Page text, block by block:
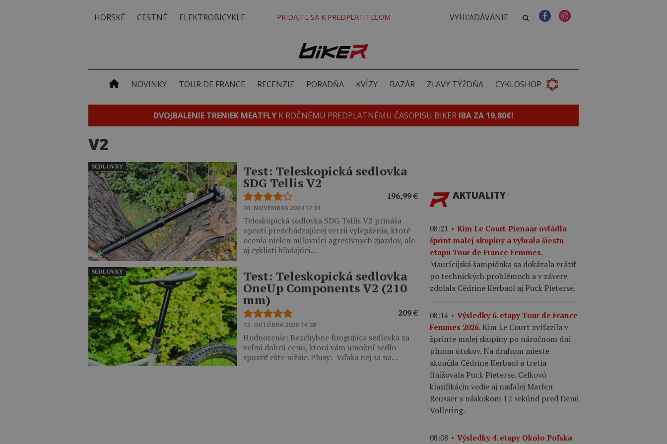
HORSKÉ CESTNÉ ELEKTROBICYKLE PRIDAJTE SA K PREDPLATITEĽOM
NOVINKY TOUR DE FRANCE RECENZIE PORADŇA KVÍZY BAZÁR ZĽAVY TÝŽDŇA CYKLOSHOP
DVOJBALENIE TRENIEK MEATFLY K ROČNÉMU PREDPLATNÉMU ČASOPISU BIKER IBA ZA 19,80€!
V2
Test: Teleskopická sedlovka
SDG Tellis V2
196,99€
26. NOVEMBRA 2024 17:01
Teleskopická sedlovka SDG Tellis V2 prináša
oproti predchádzajúcej verzii vylepšenia, ktoré
ocenia nielen milovníci agresívnych zjazdov, ale
aj cyklisti hľadajúci…
SEDLOVKY
Test: Teleskopická sedlovka
OneUp Components V2 (210
mm)
209€
12. OKTÓBRA 2020 14:38
Hodnotenie: Bezchybne fungujúca sedlovka za
veľmi dobrú cenu, ktorá vám umožní sedlo
spustiť ešte nižšie. Plusy: Vďaka nej sa na…
SEDLOVKY
AKTUALITY
08:21
Kim Le Court-Pienaar ovládla
šprint malej skupiny a vyhrala šiestu
etapu Tour de France Femmes.
Maurícijská šampiónka sa dokázala vrátiť
po technických problémoch a v závere
zdolala Cédrine Kerbaol aj Puck Pieterse.
08:14
Výsledky 6. etapy Tour de France
Femmes 2026. Kim Le Court zvíťazila v
šprinte malej skupiny po náročnom dni
plnom útokov. Na druhom mieste
skončila Cédrine Kerbaol a tretia
finišovala Puck Pieterse. Celkovú
klasifikáciu vedie aj naďalej Marlen
Reusser s náskokom 12 sekúnd pred Demi
Vollering.
08:08
Výsledky 4. etapy Okolo Poľska